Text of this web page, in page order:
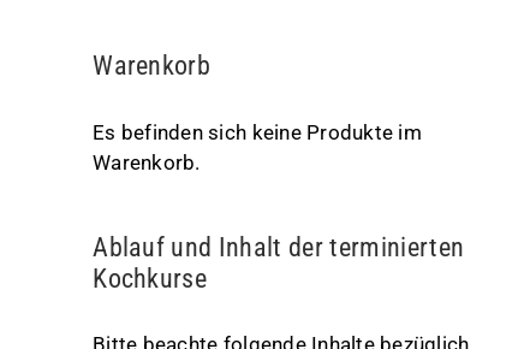
Warenkorb
Es befinden sich keine Produkte im
Warenkorb.
Ablauf und Inhalt der terminierten
Kochkurse
Bitte beachte folgende Inhalte bezüglich